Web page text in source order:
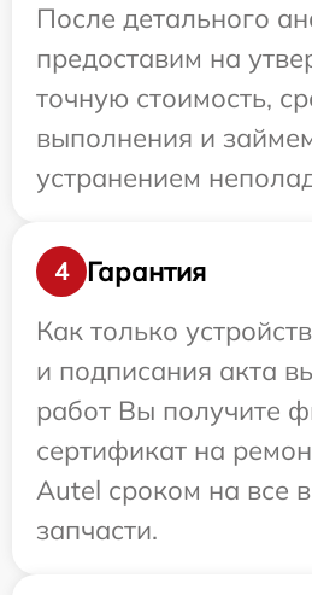
После детального
предоставим на
точную стоимость,
выполнения и
устранением
4
Гарантия
Как только
и подписания акта
работ Вы получите
сертификат на
Autel сроком на все
запчасти.